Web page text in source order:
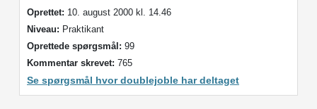
Oprettet: 10. august 2000 kl. 14.46
Niveau: Praktikant
Oprettede spørgsmål: 99
Kommentar skrevet: 765
Se spørgsmål hvor doublejoble har deltaget